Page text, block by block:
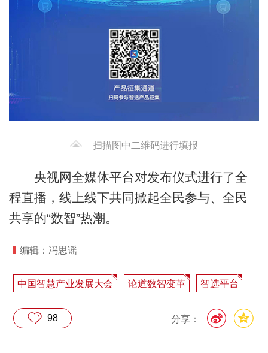
扫描图中二维码进行填报
央视网全媒体平台对发布仪式进行了全
程直播，线上线下共同掀起全民参与、全民
共享的“数智”热潮。
编辑：冯思谣
中国智慧产业发展大会 论道数智变革 智选平台
分享：
98